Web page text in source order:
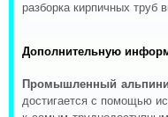
разборка кирпичных труб
Дополнительную
Промышленный
достигается с помощью